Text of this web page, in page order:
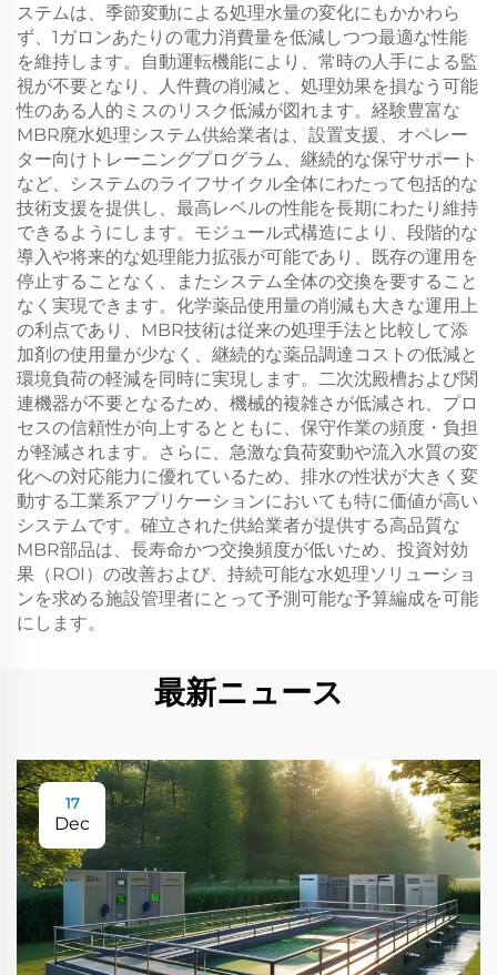
ステムは、季節変動による処理水量の変化にもかかわら
ず、1ガロンあたりの電力消費量を低減しつつ最適な性能
を維持します。自動運転機能により、常時の人手による監
視が不要となり、人件費の削減と、処理効果を損なう可能
性のある人的ミスのリスク低減が図れます。経験豊富な
MBR廃水処理システム供給業者は、設置支援、オペレー
ター向けトレーニングプログラム、継続的な保守サポート
など、システムのライフサイクル全体にわたって包括的な
技術支援を提供し、最高レベルの性能を長期にわたり維持
できるようにします。モジュール式構造により、段階的な
導入や将来的な処理能力拡張が可能であり、既存の運用を
停止することなく、またシステム全体の交換を要すること
なく実現できます。化学薬品使用量の削減も大きな運用上
の利点であり、MBR技術は従来の処理手法と比較して添
加剤の使用量が少なく、継続的な薬品調達コストの低減と
環境負荷の軽減を同時に実現します。二次沈殿槽および関
連機器が不要となるため、機械的複雑さが低減され、プロ
セスの信頼性が向上するとともに、保守作業の頻度・負担
が軽減されます。さらに、急激な負荷変動や流入水質の変
化への対応能力に優れているため、排水の性状が大きく変
動する工業系アプリケーションにおいても特に価値が高い
システムです。確立された供給業者が提供する高品質な
MBR部品は、長寿命かつ交換頻度が低いため、投資対効
果（ROI）の改善および、持続可能な水処理ソリューショ
ンを求める施設管理者にとって予測可能な予算編成を可能
にします。
最新ニュース
17
Dec